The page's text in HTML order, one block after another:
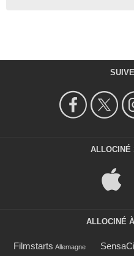
ALLOCINÉ
ALLOCINÉ
Filmstarts Allemagne